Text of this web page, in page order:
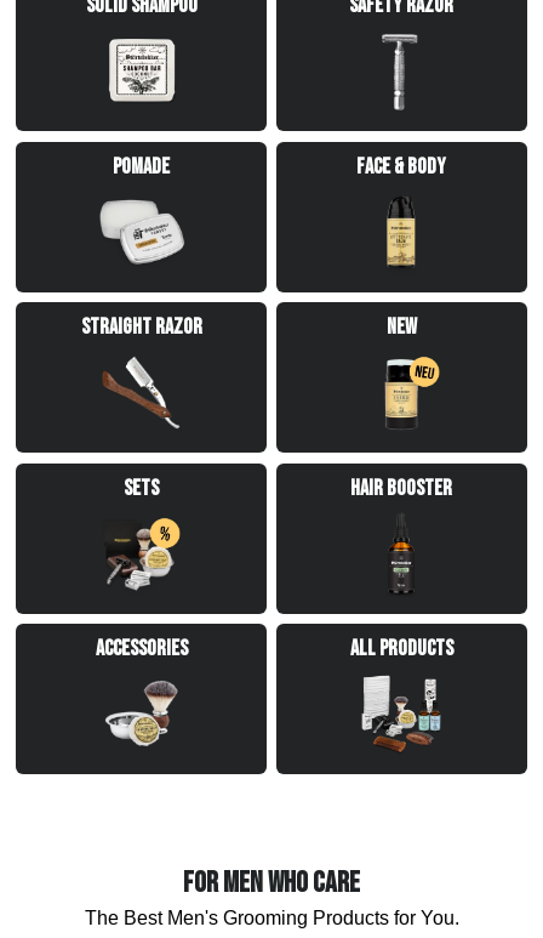
Solid Shampoo Safety Razor
Pomade Face & Body
Straight Razor New
Sets Hair Booster
Accessories All Products
FOR MEN WHO CARE
The Best Men's Grooming Products for You.